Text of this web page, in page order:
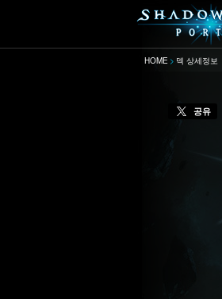
HOME 덱 상세정보
공유